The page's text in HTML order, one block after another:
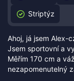
Striptýz
Ahoj, já jsem Alex-
Jsem sportovní a
Měřím 170 cm a
nezapomenutelný